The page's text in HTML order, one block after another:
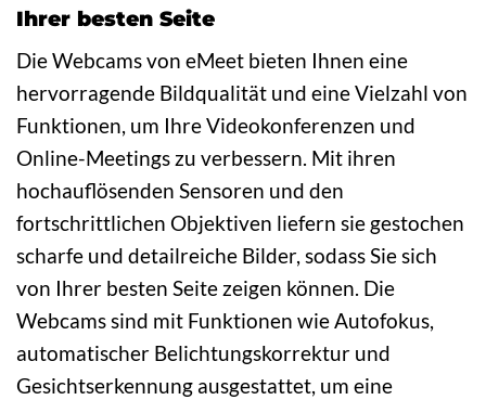
Ihrer besten Seite
Die Webcams von eMeet bieten Ihnen eine
hervorragende Bildqualität und eine Vielzahl von
Funktionen, um Ihre Videokonferenzen und
Online-Meetings zu verbessern. Mit ihren
hochauflösenden Sensoren und den
fortschrittlichen Objektiven liefern sie gestochen
scharfe und detailreiche Bilder, sodass Sie sich
von Ihrer besten Seite zeigen können. Die
Webcams sind mit Funktionen wie Autofokus,
automatischer Belichtungskorrektur und
Gesichtserkennung ausgestattet, um eine